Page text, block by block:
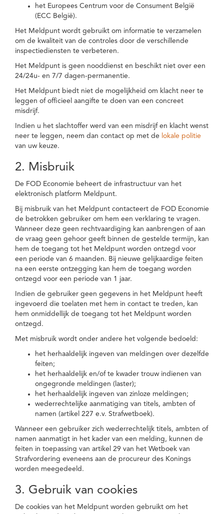
het Europees Centrum voor de Consument België
(ECC België).
Het Meldpunt wordt gebruikt om informatie te verzamelen
om de kwaliteit van de controles door de verschillende
inspectiediensten te verbeteren.
Het Meldpunt is geen nooddienst en beschikt niet over een
24/24u- en 7/7 dagen-permanentie.
Het Meldpunt biedt niet de mogelijkheid om klacht neer te
leggen of officieel aangifte te doen van een concreet
misdrijf.
Indien u het slachtoffer werd van een misdrijf en klacht wenst
neer te leggen, neem dan contact op met de lokale politie
van uw keuze.
2. Misbruik
De FOD Economie beheert de infrastructuur van het
elektronisch platform Meldpunt.
Bij misbruik van het Meldpunt contacteert de FOD Economie
de betrokken gebruiker om hem een verklaring te vragen.
Wanneer deze geen rechtvaardiging kan aanbrengen of aan
de vraag geen gehoor geeft binnen de gestelde termijn, kan
hem de toegang tot het Meldpunt worden ontzegd voor
een periode van 6 maanden. Bij nieuwe gelijkaardige feiten
na een eerste ontzegging kan hem de toegang worden
ontzegd voor een periode van 1 jaar.
Indien de gebruiker geen gegevens in het Meldpunt heeft
ingevoerd die toelaten met hem in contact te treden, kan
hem onmiddellijk de toegang tot het Meldpunt worden
ontzegd.
Met misbruik wordt onder andere het volgende bedoeld:
het herhaaldelijk ingeven van meldingen over dezelfde
feiten;
het herhaaldelijk en/of te kwader trouw indienen van
ongegronde meldingen (laster);
het herhaaldelijk ingeven van zinloze meldingen;
wederrechtelijke aanmatiging van titels, ambten of
namen (artikel 227 e.v. Strafwetboek).
Wanneer een gebruiker zich wederrechtelijk titels, ambten of
namen aanmatigt in het kader van een melding, kunnen de
feiten in toepassing van artikel 29 van het Wetboek van
Strafvordering eveneens aan de procureur des Konings
worden meegedeeld.
3. Gebruik van cookies
De cookies van het Meldpunt worden gebruikt om het